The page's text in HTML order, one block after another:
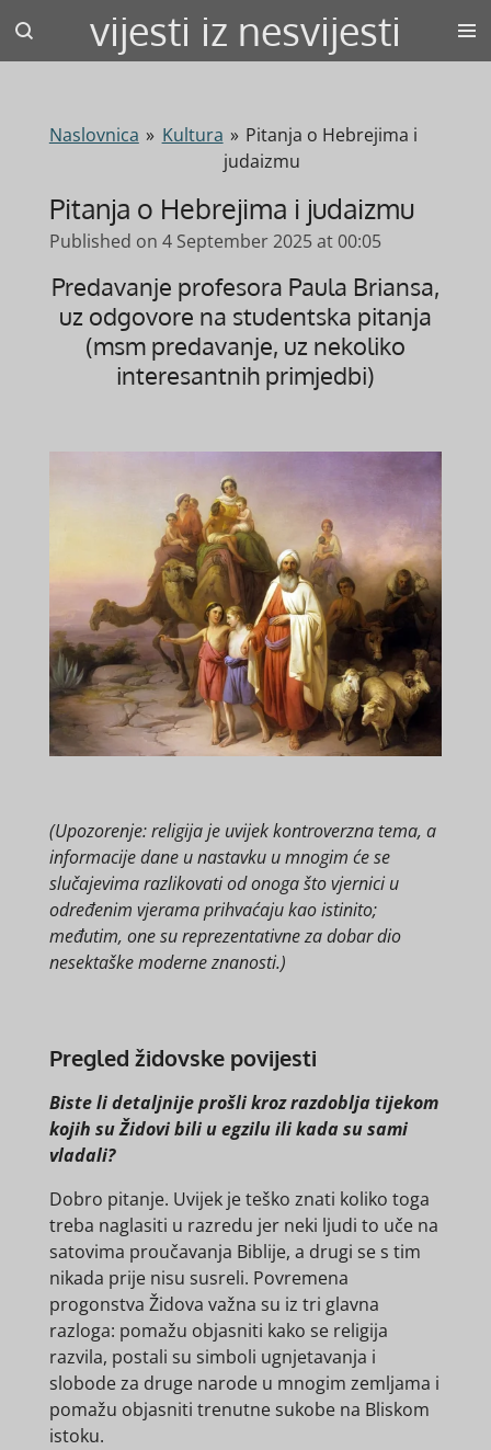
Skip
vijesti iz nesvijesti
Naslovnica » Kultura » Pitanja o Hebrejima i
judaizmu
Pitanja o Hebrejima i judaizmu
Published on 4 September 2025 at 00:05
Predavanje profesora Paula Briansa,
uz odgovore na studentska pitanja
(msm predavanje, uz nekoliko
interesantnih primjedbi)
(Upozorenje: religija je uvijek kontroverzna tema, a
informacije dane u nastavku u mnogim će se
slučajevima razlikovati od onoga što vjernici u
određenim vjerama prihvaćaju kao istinito;
međutim, one su reprezentativne za dobar dio
nesektaške moderne znanosti.)
Pregled židovske povijesti
Biste li detaljnije prošli kroz razdoblja tijekom
kojih su Židovi bili u egzilu ili kada su sami
vladali?
Dobro pitanje. Uvijek je teško znati koliko toga
treba naglasiti u razredu jer neki ljudi to uče na
satovima proučavanja Biblije, a drugi se s tim
nikada prije nisu susreli. Povremena
progonstva Židova važna su iz tri glavna
razloga: pomažu objasniti kako se religija
razvila, postali su simboli ugnjetavanja i
slobode za druge narode u mnogim zemljama i
pomažu objasniti trenutne sukobe na Bliskom
istoku.